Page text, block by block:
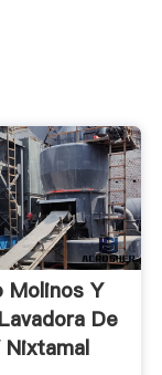
Molinos Y
De
Nixtamal